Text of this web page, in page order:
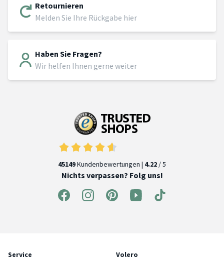
Retournieren
Melden Sie Ihre Rückgabe hier
Haben Sie Fragen?
Wir helfen Ihnen gerne weiter
45149Kundenbewertungen | 4.22 / 5
Nichts verpassen? Folg uns!
Service Volero